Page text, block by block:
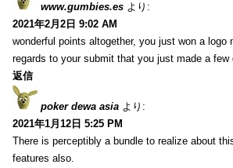
www.gumbies.es より:
2021年2月2日 9:02 AM
wonderful points altogether, you just won a logo
regards to your submit that you just made a few
返信
poker dewa asia より:
2021年1月12日 5:25 PM
There is perceptibly a bundle to realize about
features also.